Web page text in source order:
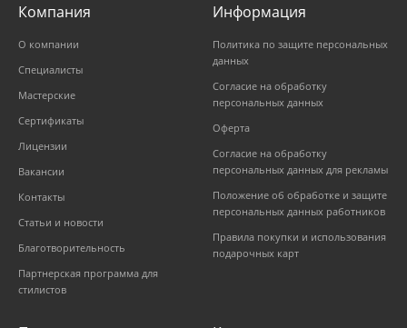
Компания
О компании
Специалисты
Мастерские
Сертификаты
Лицензии
Вакансии
Контакты
Статьи и новости
Благотворительность
Партнерская программа для
стилистов
Информация
Политика по защите персональных
данных
Согласие на обработку
персональных данных
Оферта
Согласие на обработку
персональных данных для рекламы
Положение об обработке и защите
персональных данных работников
Правила покупки и использования
подарочных карт